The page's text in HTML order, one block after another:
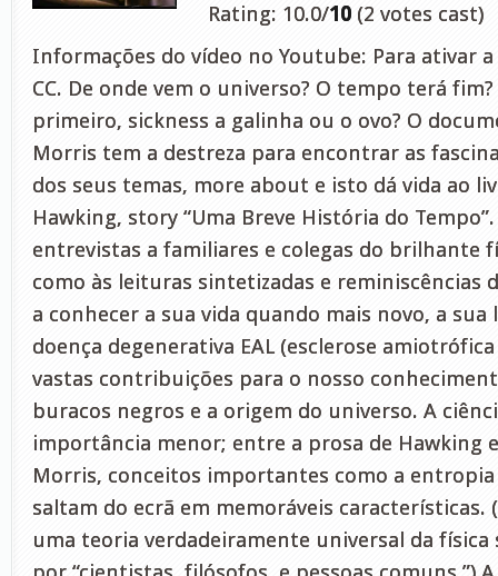
Rating: 10.0/10 (2 votes cast)
Informações do vídeo no Youtube: Para ativar
CC. De onde vem o universo? O tempo terá
primeiro, sickness a galinha ou o ovo? O
Morris tem a destreza para encontrar as
dos seus temas, more about e isto dá vida ao
Hawking, story “Uma Breve História do
entrevistas a familiares e colegas do brilhante
como às leituras sintetizadas e reminiscências
a conhecer a sua vida quando mais novo, a
doença degenerativa EAL (esclerose
vastas contribuições para o nosso
buracos negros e a origem do universo. A
importância menor; entre a prosa de Hawking
Morris, conceitos importantes como a entropia
saltam do ecrã em memoráveis características.
uma teoria verdadeiramente universal da física